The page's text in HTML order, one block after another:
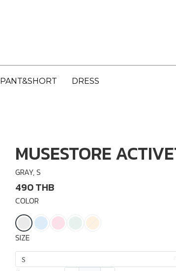
PANT&SHORT DRESS
MUSESTORE
GRAY, S
490 THB
COLOR
SIZE
S